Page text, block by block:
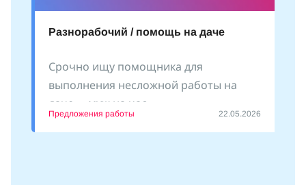
Разнорабочий / помощь на даче
Срочно ищу помощника для
выполнения несложной работы на
даче - «муж на час»
Предложения работы 22.05.2026